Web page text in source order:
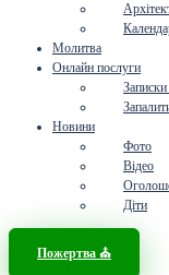
Молитва
Онлайн послуги
Записки
Новини
Фото
Відео
Діти
Пожертва ⛪️